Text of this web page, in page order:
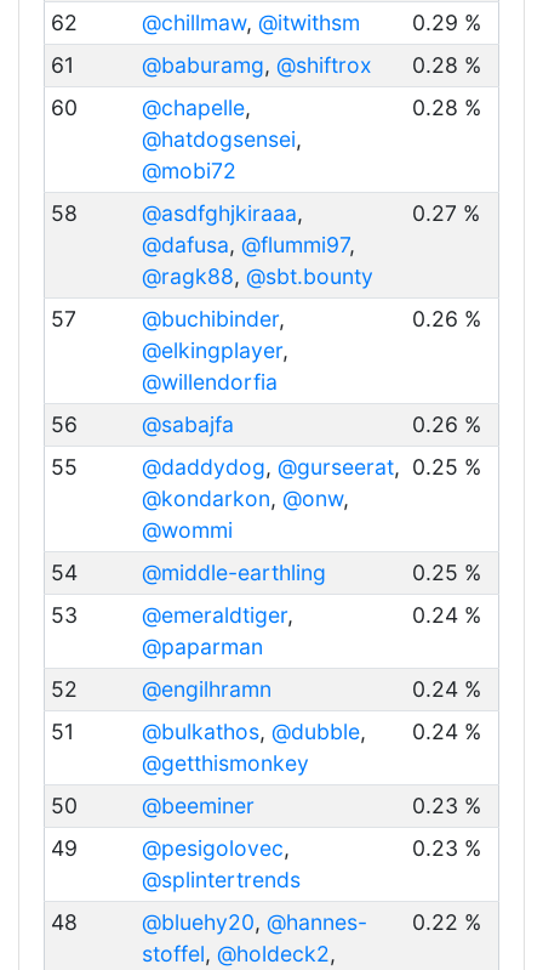
62
@chillmaw, @itwithsm
0.29 %
61
@baburamg, @shiftrox
0.28 %
60
@chapelle,
@hatdogsensei,
@mobi72
0.28 %
58 @asdfghjkiraaa,
@dafusa, @flummi97,
@ragk88, @sbt.bounty
0.27 %
57 @buchibinder,
@elkingplayer,
@willendorfia
0.26 %
56 @sabajfa
0.26 %
55
@daddydog, @gurseerat,
@kondarkon, @onw,
@wommi
0.25 %
54 @middle-earthling
0.25 %
53
@emeraldtiger,
@paparman
0.24 %
52 @engilhramn
0.24 %
51
@bulkathos, @dubble,
@getthismonkey
0.24 %
50 @beeminer
0.23 %
49
@pesigolovec,
@splintertrends
0.23 %
48 @bluehy20, @hannes-
stoffel, @holdeck2,
0.22 %